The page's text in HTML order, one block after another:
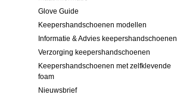
Glove Guide
Keepershandschoenen modellen
Informatie & Advies keepershandschoenen
Verzorging keepershandschoenen
Keepershandschoenen met zelfklevende
foam
Nieuwsbrief